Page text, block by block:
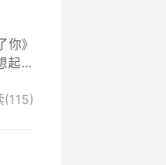
》
起了
(115)